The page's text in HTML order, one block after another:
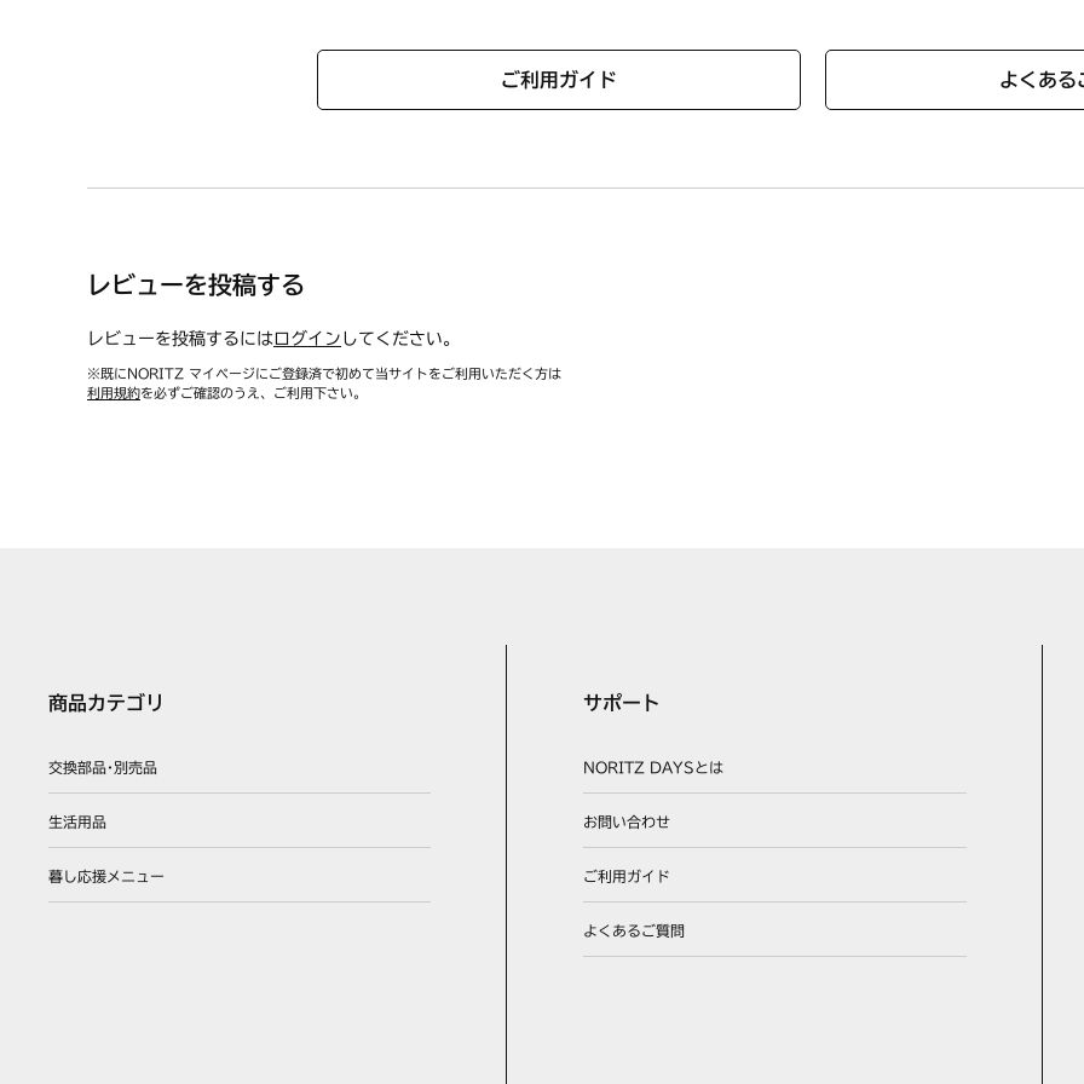
ご利用ガイド よくある
レビューを投稿する
レビューを投稿するには ログイン してください。
※既にNORITZ マイページにご登録済で初めて当サイトをご利用いただく方は
利用規約を必ずご確認のうえ、ご利用下さい。
商品カテゴリ
交換部品･別売品
生活用品
暮し応援メニュー
サポート
NORITZ DAYSとは
お問い合わせ
ご利用ガイド
よくあるご質問